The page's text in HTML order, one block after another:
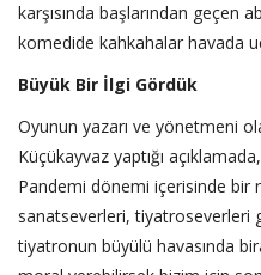
karşısında başlarından geçen
komedide kahkahalar havada
Büyük Bir İlgi Gördük
Oyunun yazarı ve yönetmeni
Küçükayvaz yaptığı
Pandemi dönemi içerisinde bir
sanatseverleri, tiyatroseverleri
tiyatronun büyülü havasında